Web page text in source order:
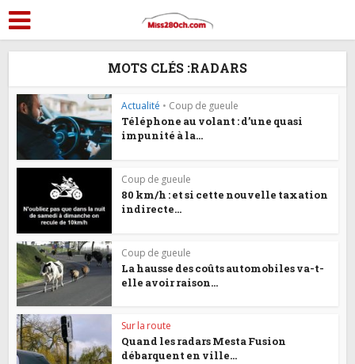
MOTS CLÉS :RADARS
Actualité • Coup de gueule
Téléphone au volant : d’une quasi
impunité à la...
Coup de gueule
80 km/h : et si cette nouvelle taxation
indirecte...
Coup de gueule
La hausse des coûts automobiles va-t-
elle avoir raison...
Sur la route
Quand les radars Mesta Fusion
débarquent en ville...